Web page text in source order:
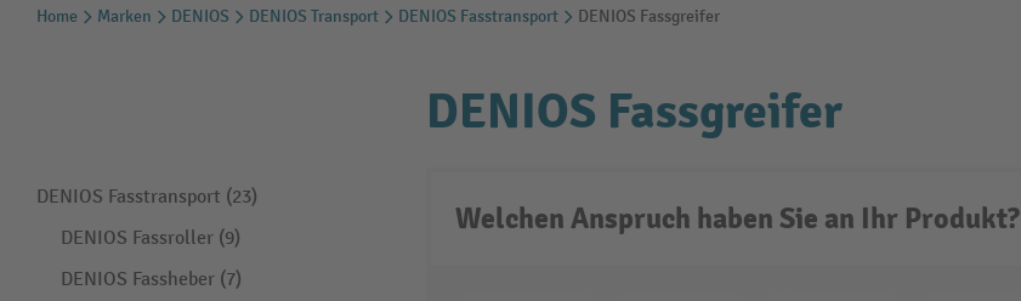
Home Marken DENIOS DENIOS Transport DENIOS Fasstransport DENIOS Fassgreifer
DENIOS Fasstransport (23)
DENIOS Fassroller (9)
DENIOS Fassheber (7)
DENIOS Fassgreifer
Welchen Anspruch haben Sie an Ihr Produkt?